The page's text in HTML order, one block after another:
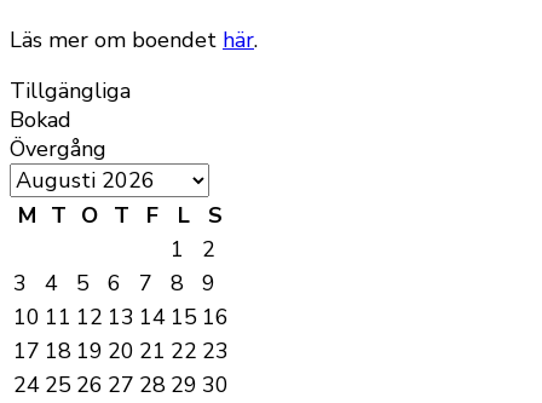
Läs mer om boendet här.
Tillgängliga
Bokad
Övergång
M T O T F L
S
1
2
3
4 5 6 7 8
9
10 11 12 13 14 15 16
17 18 19 20 21 22 23
24 25 26 27 28 29 30